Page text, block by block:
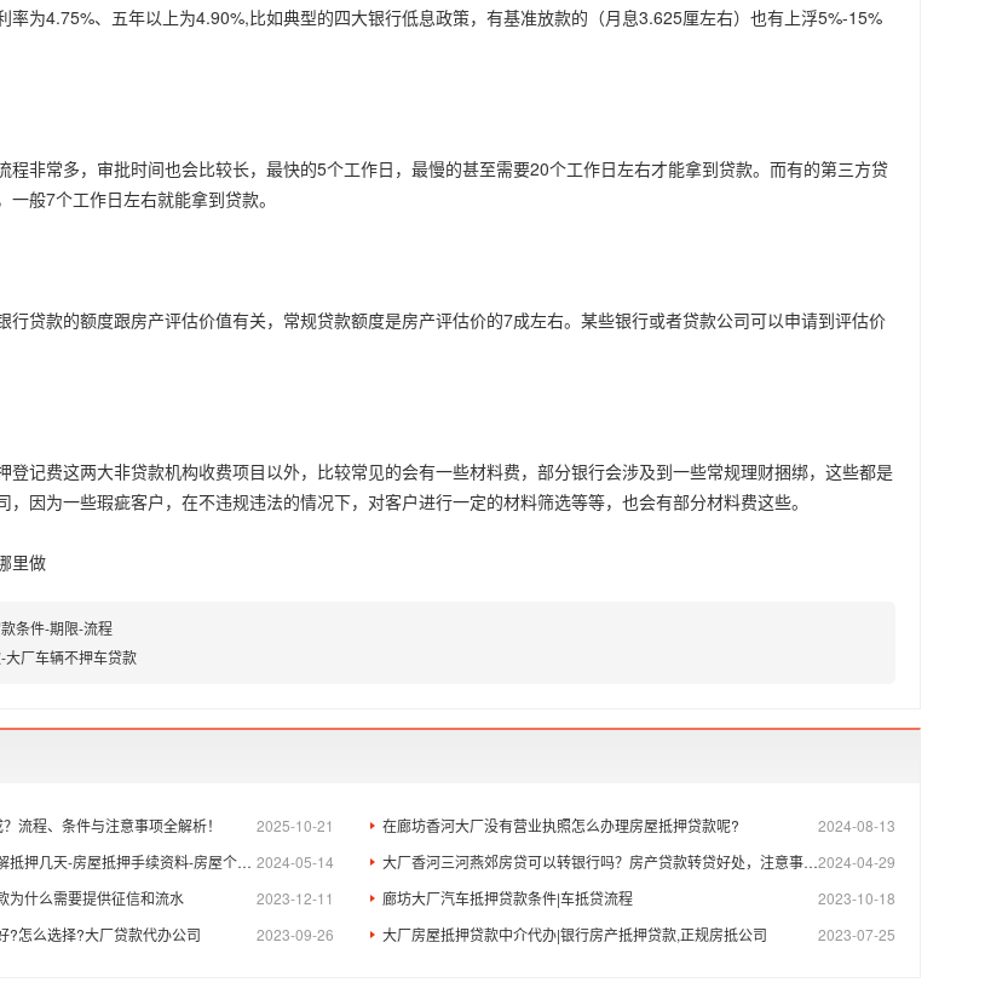
率为4.75%、五年以上为4.90%,比如典型的四大银行低息政策，有基准放款的（月息3.625厘左右）也有上浮5%-15%
非常多，审批时间也会比较长，最快的5个工作日，最慢的甚至需要20个工作日左右才能拿到贷款。而有的第三方贷
般7个工作日左右就能拿到贷款。
贷款的额度跟房产评估价值有关，常规贷款额度是房产评估价的7成左右。某些银行或者贷款公司可以申请到评估价
记费这两大非贷款机构收费项目以外，比较常见的会有一些材料费，部分银行会涉及到一些常规理财捆绑，这些都是
，因为一些瑕疵客户，在不违规违法的情况下，对客户进行一定的材料筛选等等，也会有部分材料费这些。
里做
条件-期限-流程
大厂车辆不押车贷款
2025-10-21
流程、条件与注意事项全解析！ 2024-08-13
在廊坊香河大厂没有营业执照怎么办理房屋抵押贷款呢?
2024-05-14
天-房屋抵押手续资料-房屋个人贷款公司 2024-04-29
大厂香河三河燕郊房贷可以转银行吗？房产贷款转贷好处，注意事项！
2023-12-11
为什么需要提供征信和流水 2023-10-18
廊坊大厂汽车抵押贷款条件|车抵贷流程
2023-09-26
?怎么选择?大厂贷款代办公司 2023-07-25
大厂房屋抵押贷款中介代办|银行房产抵押贷款,正规房抵公司